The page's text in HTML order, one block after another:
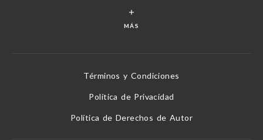
MÁS
Términos y Condiciones
Política de Privacidad
Política de Derechos de Autor